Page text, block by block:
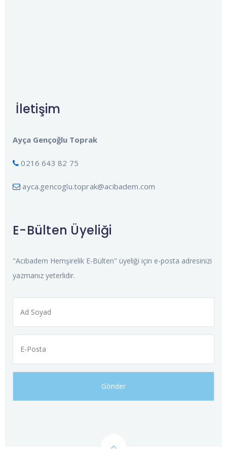
İletişim
Ayça Gençoğlu Toprak
0216 643 82 75
ayca.gencoglu.toprak@acibadem.com
E-Bülten Üyeliği
"Acıbadem Hemşirelik E-Bülten" üyeliği için e-posta adresinizi
yazmanız yeterlidir.